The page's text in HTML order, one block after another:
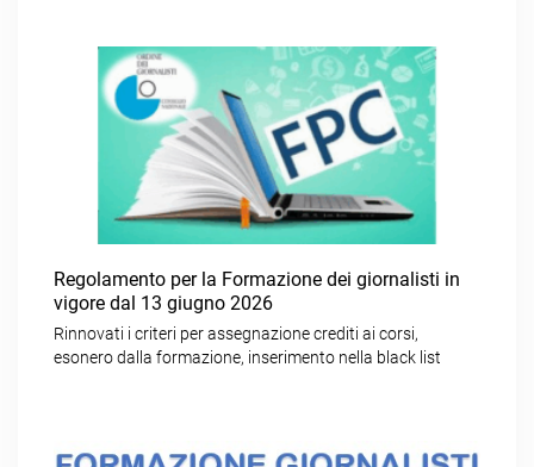
Regolamento per la Formazione dei giornalisti in
vigore dal 13 giugno 2026
Rinnovati i criteri per assegnazione crediti ai corsi,
esonero dalla formazione, inserimento nella black list